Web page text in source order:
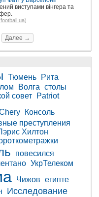
виступами вінгера та
football.ua)
Далее →
Тюмень
Рита
Волга столы
совет
Patriot
Консоль
преступления
Хилтон
повесился
УкрТелеком
Чижов египте
Исследование